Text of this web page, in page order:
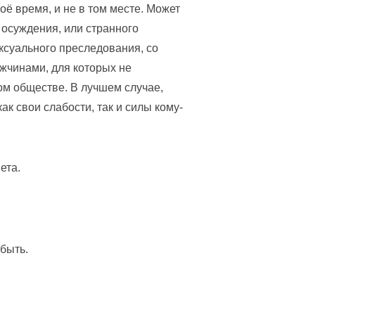
время, и не в том месте. Может
или странного
преследования, со
для которых не
обществе. В лучшем случае,
свои слабости, так и силы кому-